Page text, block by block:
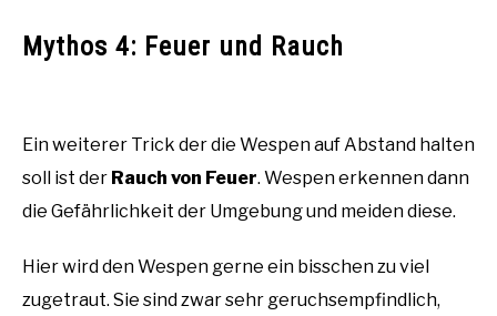
Mythos 4: Feuer und Rauch
Ein weiterer Trick der die Wespen auf Abstand halten
soll ist der Rauch von Feuer. Wespen erkennen dann
die Gefährlichkeit der Umgebung und meiden diese.
Hier wird den Wespen gerne ein bisschen zu viel
zugetraut. Sie sind zwar sehr geruchsempfindlich,